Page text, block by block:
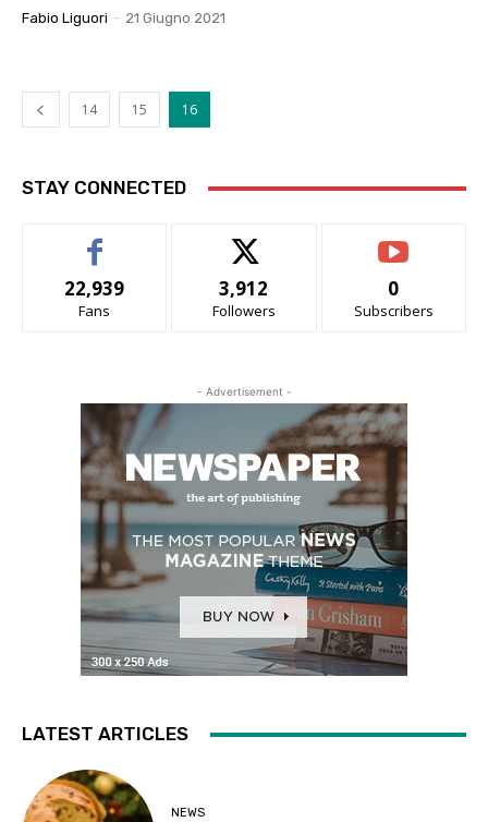
Fabio Liguori - 21 Giugno 2021
14 15 16
STAY CONNECTED
22,939
Fans
3,912
Followers
0
Subscribers
- Advertisement -
LATEST ARTICLES
NEWS